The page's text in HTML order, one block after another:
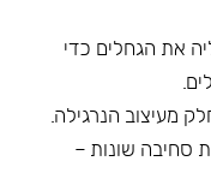
את הגחלים כדי
מעיצוב הנרגילה.
חדש המאפשר 4 רמות סחיבה שונות –